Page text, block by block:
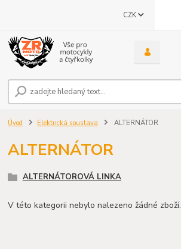
CZK
Úvod Elektrická soustava ALTERNÁTOR
ALTERNÁTOR
ALTERNÁTOROVÁ LINKA
V této kategorii nebylo nalezeno žádné zboží.